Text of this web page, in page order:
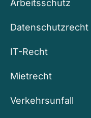
Arbeitsschutz
Datenschutzrecht
IT-Recht
Mietrecht
Verkehrsunfall